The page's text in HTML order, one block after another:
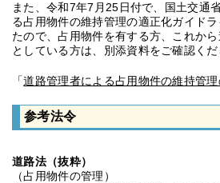
また、令和7年7月25日付で、国土交通
る占用物件の維持管理の適正化ガイド
たので、占用物件を有する方、これか
としている方は、別添資料をご確認くだ
「道路管理者による占用物件の維持管
参考法令
道路法（抜粋）
（占用物件の管理）